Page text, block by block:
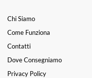
Chi Siamo
Come Funziona
Contatti
Dove Consegniamo
Privacy Policy